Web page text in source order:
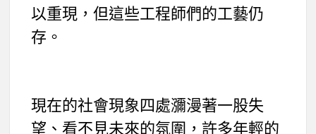
以重現，但這些工程師們的工藝仍
存。
現在的社會現象四處瀰漫著一股失
望、看不見未來的氛圍，許多年輕的